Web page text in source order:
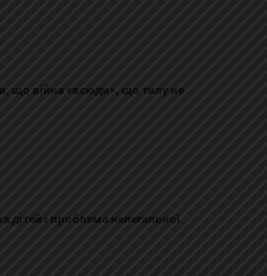
що війна «всюди», що тилу не
дітей і проблема нелегальної